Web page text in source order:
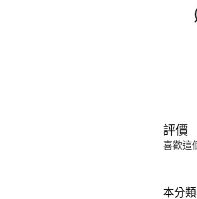
評價
喜歡這
本分